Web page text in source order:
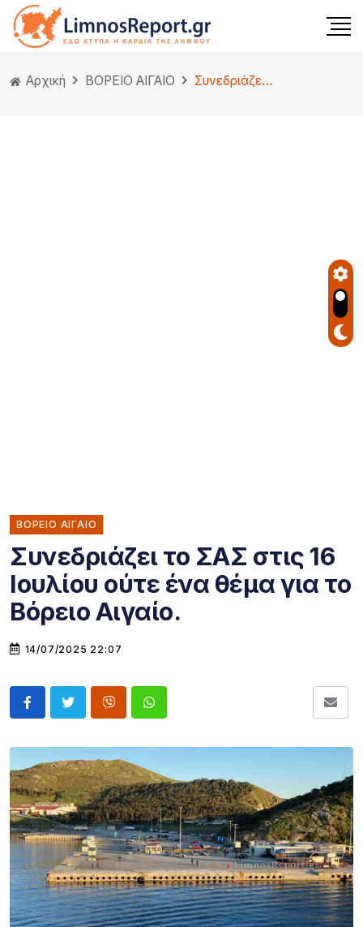
Αρχική ΒΟΡΕΙΟ ΑΙΓΑΙΟ Συνεδριάζει το ΣΑΣ στις 16 Ιουλίου ούτε ένα θέμα για το Βόρειο Αιγαίο.
ΒΟΡΕΙΟ ΑΙΓΑΙΟ
Συνεδριάζει το ΣΑΣ στις 16
Ιουλίου ούτε ένα θέμα για το
Βόρειο Αιγαίο.
14/07/2025 22:07